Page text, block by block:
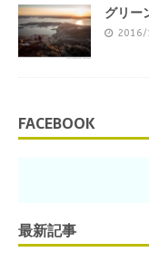
グリー
FACEBOOK
最新記事